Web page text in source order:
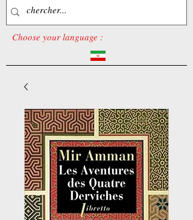
Choose your language :